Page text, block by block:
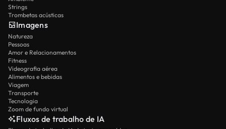
Strings
Trombetas acústicas
Imagens
Natureza
Pessoas
Amor e Relacionamentos
Fitness
Videografia aérea
Alimentos e bebidas
Viagem
Transporte
Tecnologia
Zoom de fundo virtual
Fluxos de trabalho de IA